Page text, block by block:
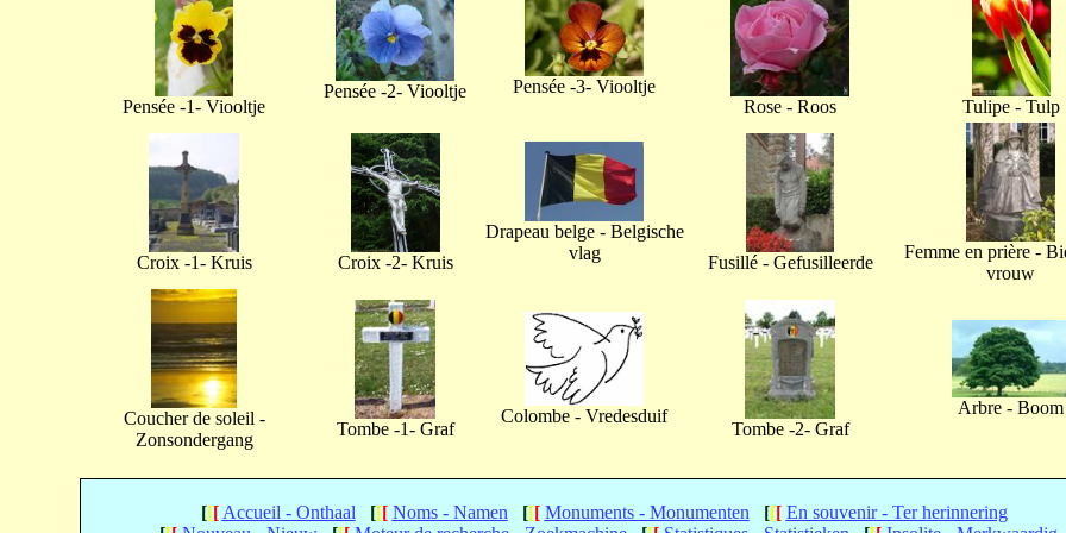
Pensée -1- Viooltje
Pensée -2- Viooltje
Pensée -3- Viooltje
Rose - Roos
Tulipe - Tulp
Croix -1- Kruis Croix -2- Kruis
Drapeau belge - Belgische
vlag
Fusillé - Gefusilleerde
Femme en prière -
vrouw
Coucher de soleil -
Zonsondergang
Tombe -1- Graf
Colombe - Vredesduif
Tombe -2- Graf
Arbre - Boom
[[[ Accueil - Onthaal [[[ Noms - Namen [[[ Monuments - Monumenten [[[ En souvenir - Ter herinnering